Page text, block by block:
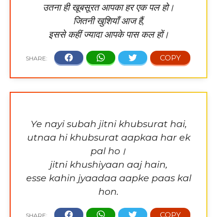
उतना ही खूबसूरत आपका हर एक पल हो।
जितनी खुशियाँ आज हैं,
इससे कहीं ज्यादा आपके पास कल हों।
Ye nayi subah jitni khubsurat hai,
utnaa hi khubsurat aapkaa har ek
pal ho।
jitni khushiyaan aaj hain,
esse kahin jyaadaa aapke paas kal
hon.